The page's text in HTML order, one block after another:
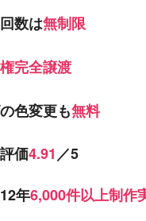
数は無制限
完全譲渡
色変更も無料
価4.91／5
年6,000件以上制作